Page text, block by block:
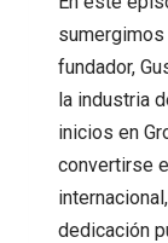
fundador,
la industria
inicios en
convertirse
dedicación